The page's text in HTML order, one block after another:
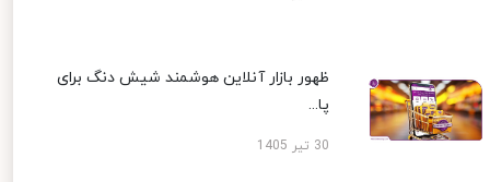
ظهور بازار آنلاین هوشمند شیش دنگ برای
پا...
30 تیر 1405